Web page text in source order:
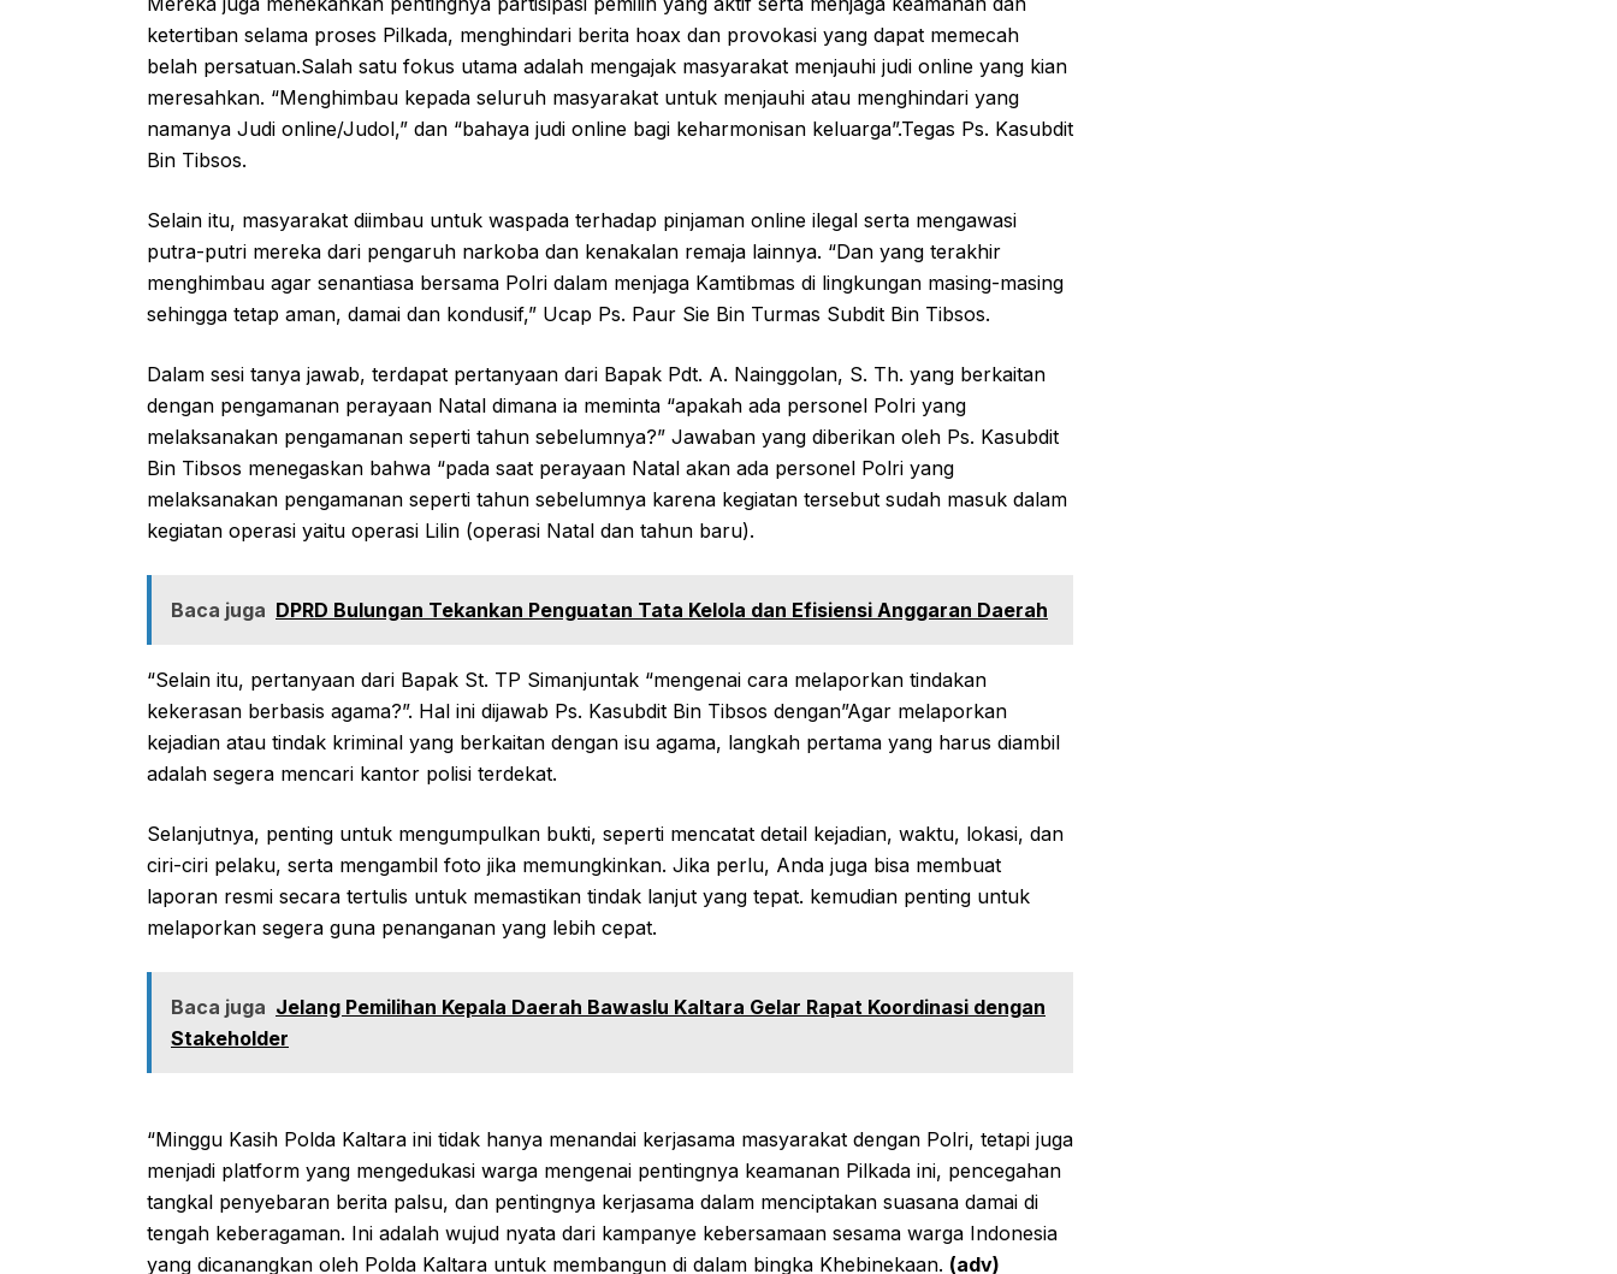
ketertiban selama proses Pilkada, menghindari berita hoax dan provokasi yang dapat memecah
belah persatuan.Salah satu fokus utama adalah mengajak masyarakat menjauhi judi online yang kian
meresahkan. “Menghimbau kepada seluruh masyarakat untuk menjauhi atau menghindari yang
namanya Judi online/Judol,” dan “bahaya judi online bagi keharmonisan keluarga”.Tegas Ps. Kasubdit
Bin Tibsos.
Selain itu, masyarakat diimbau untuk waspada terhadap pinjaman online ilegal serta mengawasi
putra-putri mereka dari pengaruh narkoba dan kenakalan remaja lainnya. “Dan yang terakhir
menghimbau agar senantiasa bersama Polri dalam menjaga Kamtibmas di lingkungan masing-masing
sehingga tetap aman, damai dan kondusif,” Ucap Ps. Paur Sie Bin Turmas Subdit Bin Tibsos.
Dalam sesi tanya jawab, terdapat pertanyaan dari Bapak Pdt. A. Nainggolan, S. Th. yang berkaitan
dengan pengamanan perayaan Natal dimana ia meminta “apakah ada personel Polri yang
melaksanakan pengamanan seperti tahun sebelumnya?” Jawaban yang diberikan oleh Ps. Kasubdit
Bin Tibsos menegaskan bahwa “pada saat perayaan Natal akan ada personel Polri yang
melaksanakan pengamanan seperti tahun sebelumnya karena kegiatan tersebut sudah masuk dalam
kegiatan operasi yaitu operasi Lilin (operasi Natal dan tahun baru).
Baca juga DPRD Bulungan Tekankan Penguatan Tata Kelola dan Efisiensi Anggaran Daerah
“Selain itu, pertanyaan dari Bapak St. TP Simanjuntak “mengenai cara melaporkan tindakan
kekerasan berbasis agama?”. Hal ini dijawab Ps. Kasubdit Bin Tibsos dengan”Agar melaporkan
kejadian atau tindak kriminal yang berkaitan dengan isu agama, langkah pertama yang harus diambil
adalah segera mencari kantor polisi terdekat.
Selanjutnya, penting untuk mengumpulkan bukti, seperti mencatat detail kejadian, waktu, lokasi, dan
ciri-ciri pelaku, serta mengambil foto jika memungkinkan. Jika perlu, Anda juga bisa membuat
laporan resmi secara tertulis untuk memastikan tindak lanjut yang tepat. kemudian penting untuk
melaporkan segera guna penanganan yang lebih cepat.
Baca juga Jelang Pemilihan Kepala Daerah Bawaslu Kaltara Gelar Rapat Koordinasi dengan
Stakeholder
“Minggu Kasih Polda Kaltara ini tidak hanya menandai kerjasama masyarakat dengan Polri, tetapi juga
menjadi platform yang mengedukasi warga mengenai pentingnya keamanan Pilkada ini, pencegahan
tangkal penyebaran berita palsu, dan pentingnya kerjasama dalam menciptakan suasana damai di
tengah keberagaman. Ini adalah wujud nyata dari kampanye kebersamaan sesama warga Indonesia
yang dicanangkan oleh Polda Kaltara untuk membangun di dalam bingka Khebinekaan. (adv)